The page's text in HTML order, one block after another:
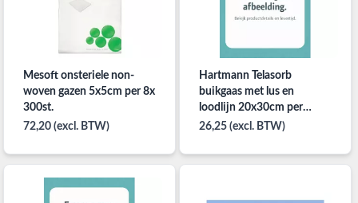
Mesoft onsteriele non-
woven gazen 5x5cm per 8x
300st.
72,20 (excl. BTW)
Hartmann Telasorb
buikgaas met lus en
loodlijn 20x30cm per
24x2ST
26,25 (excl. BTW)